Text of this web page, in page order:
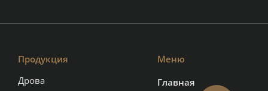
Продукция
Дрова
Меню
Главная